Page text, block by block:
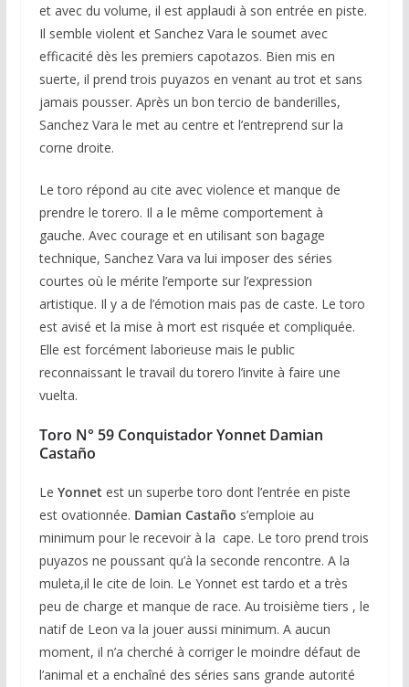
et avec du volume, il est applaudi à son entrée en piste.
Il semble violent et Sanchez Vara le soumet avec
efficacité dès les premiers capotazos. Bien mis en
suerte, il prend trois puyazos en venant au trot et sans
jamais pousser. Après un bon tercio de banderilles,
Sanchez Vara le met au centre et l’entreprend sur la
corne droite.
Le toro répond au cite avec violence et manque de
prendre le torero. Il a le même comportement à
gauche. Avec courage et en utilisant son bagage
technique, Sanchez Vara va lui imposer des séries
courtes où le mérite l’emporte sur l’expression
artistique. Il y a de l’émotion mais pas de caste. Le toro
est avisé et la mise à mort est risquée et compliquée.
Elle est forcément laborieuse mais le public
reconnaissant le travail du torero l’invite à faire une
vuelta.
Toro N° 59 Conquistador Yonnet Damian
Castaño
Le Yonnet est un superbe toro dont l’entrée en piste
est ovationnée. Damian Castaño s’emploie au
minimum pour le recevoir à la cape. Le toro prend trois
puyazos ne poussant qu’à la seconde rencontre. A la
muleta,il le cite de loin. Le Yonnet est tardo et a très
peu de charge et manque de race. Au troisième tiers , le
natif de Leon va la jouer aussi minimum. A aucun
moment, il n’a cherché à corriger le moindre défaut de
l’animal et a enchaîné des séries sans grande autorité